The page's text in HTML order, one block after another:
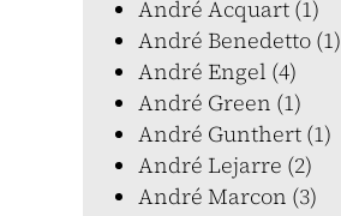
André Acquart (1)
André Benedetto (1)
André Engel (4)
André Green (1)
André Gunthert (1)
André Lejarre (2)
André Marcon (3)